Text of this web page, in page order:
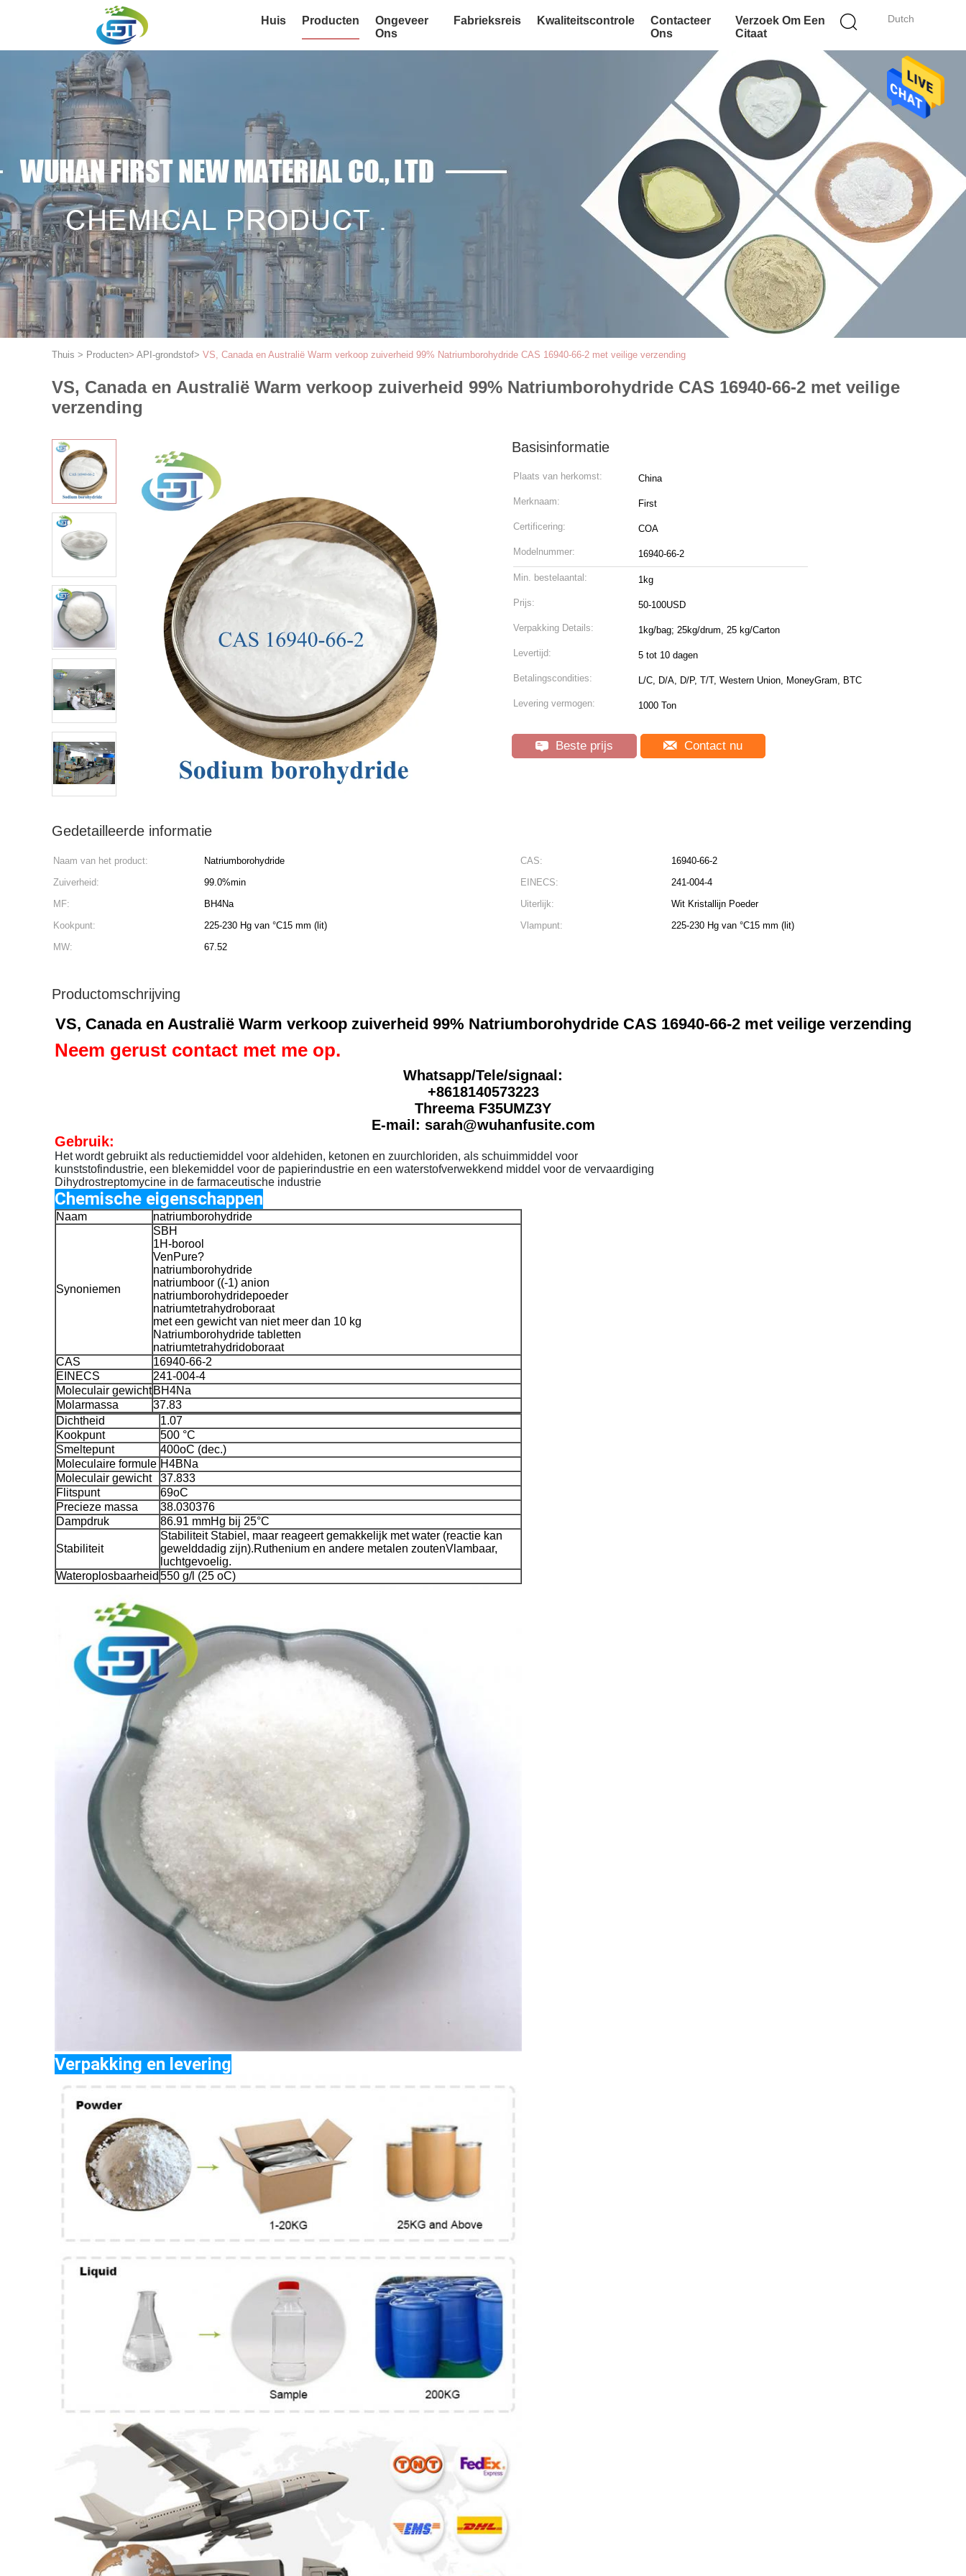
Dutch
Huis Producten
Ongeveer
Ons
Fabrieksreis Kwaliteitscontrole
Contacteer
Ons
Verzoek Om Een
Citaat
Thuis > Producten> API-grondstof> VS, Canada en Australië Warm verkoop zuiverheid 99% Natriumborohydride CAS 16940-66-2 met veilige verzending
VS, Canada en Australië Warm verkoop zuiverheid 99% Natriumborohydride CAS 16940-66-2 met veilige
verzending
Basisinformatie
Plaats van herkomst: China
Merknaam: First
Certificering: COA
Modelnummer: 16940-66-2
Min. bestelaantal: 1kg
Prijs: 50-100USD
Verpakking Details: 1kg/bag; 25kg/drum, 25 kg/Carton
Levertijd: 5 tot 10 dagen
Betalingscondities: L/C, D/A, D/P, T/T, Western Union, MoneyGram, BTC
Levering vermogen: 1000 Ton
Beste prijs Contact nu
Gedetailleerde informatie
Naam van het product: Natriumborohydride CAS:
16940-66-2
Zuiverheid:
99.0%min EINECS:
241-004-4
MF:
BH4Na Uiterlijk:
Wit Kristallijn Poeder
Kookpunt:
225-230 Hg van °C15 mm (lit) Vlampunt:
225-230 Hg van °C15 mm (lit)
MW:
67.52
Productomschrijving
VS, Canada en Australië Warm verkoop zuiverheid 99% Natriumborohydride CAS 16940-66-2 met veilige verzending
Neem gerust contact met me op.
Whatsapp/Tele/signaal:
+8618140573223
Threema F35UMZ3Y
E-mail: sarah@wuhanfusite.com
Gebruik:
Het wordt gebruikt als reductiemiddel voor aldehiden, ketonen en zuurchloriden, als schuimmiddel voor
kunststofindustrie, een blekemiddel voor de papierindustrie en een waterstofverwekkend middel voor de vervaardiging
Dihydrostreptomycine in de farmaceutische industrie
Chemische eigenschappen
Naam natriumborohydride
Synoniemen
SBH
1H-borool
VenPure?
natriumborohydride
natriumboor ((-1) anion
natriumborohydridepoeder
natriumtetrahydroboraat
met een gewicht van niet meer dan 10 kg
Natriumborohydride tabletten
natriumtetrahydridoboraat
CAS
16940-66-2
EINECS
241-004-4
Moleculair gewicht BH4Na
Molarmassa
37.83
Dichtheid
1.07
Kookpunt
500 °C
Smeltepunt
400oC (dec.)
Moleculaire formule H4BNa
Moleculair gewicht
37.833
Flitspunt
69oC
Precieze massa
38.030376
Dampdruk
86.91 mmHg bij 25°C
Stabiliteit
Stabiliteit Stabiel, maar reageert gemakkelijk met water (reactie kan
gewelddadig zijn).Ruthenium en andere metalen zoutenVlambaar,
luchtgevoelig.
Wateroplosbaarheid 550 g/l (25 oC)
Verpakking en levering